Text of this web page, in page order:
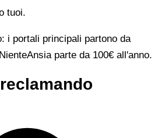
tuoi.
i portali principali partono da
parte da 100€ all'anno.